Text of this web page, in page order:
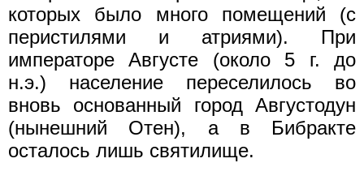
которых было много помещений (с
перистилями и атриями). При
императоре Августе (около 5 г. до
н.э.) население переселилось во
вновь основанный город Августодун
(нынешний Отен), а в Бибракте
осталось лишь святилище.